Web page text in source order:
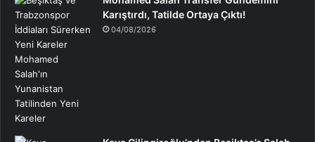
Karıştırdı, Tatilde Ortaya Çıktı!
04/08/2026